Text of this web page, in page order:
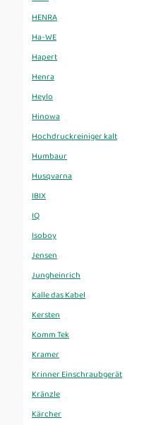
HENRA
Ha-WE
Hapert
Henra
Heylo
Hinowa
Hochdruckreiniger kalt
Humbaur
Husqvarna
IBIX
IQ
Isoboy
Jensen
Jungheinrich
Kalle das Kabel
Kersten
Komm Tek
Kramer
Krinner Einschraubgerät
Kränzle
Kärcher